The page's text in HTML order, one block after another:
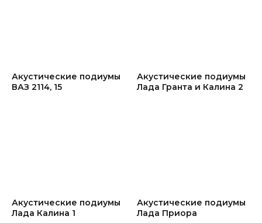
Акустические подиумы
ВАЗ 2114, 15
Акустические подиумы
Лада Гранта и Калина 2
Акустические подиумы
Лада Калина 1
Акустические подиумы
Лада Приора